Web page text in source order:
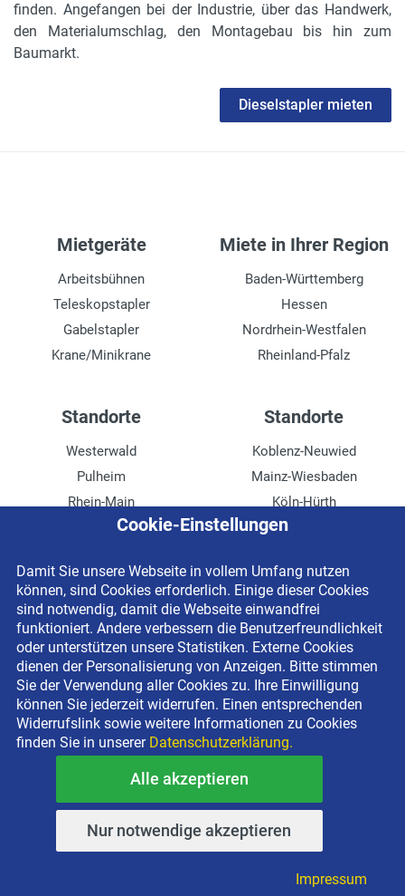
finden. Angefangen bei der Industrie, über das Handwerk,
den Materialumschlag, den Montagebau bis hin zum
Baumarkt.
Dieselstapler mieten
Mietgeräte
Arbeitsbühnen
Teleskopstapler
Gabelstapler
Krane/Minikrane
Miete in Ihrer Region
Baden-Württemberg
Hessen
Nordrhein-Westfalen
Rheinland-Pfalz
Standorte
Westerwald
Pulheim
Rhein-Main
Ruhrgebiet
Standorte
Koblenz-Neuwied
Mainz-Wiesbaden
Köln-Hürth
Siegerland
Neu im Mietpark
Teleskoplader TSR 2780 NK+
4.9 m FLEXXILIFT
10 m ELDI-Scherenbühne
Power-Tower-Arbeitsbühnen
Häcksler mieten
Mietportfolio
Mietportfolio
Sitemap
Marken
Einsätze
Einsätze Kontakt
Anschrift
Cookie-Einstellungen
Damit Sie unsere Webseite in vollem Umfang nutzen
können, sind Cookies erforderlich. Einige dieser Cookies
sind notwendig, damit die Webseite einwandfrei
funktioniert. Andere verbessern die Benutzerfreundlichkeit
oder unterstützen unsere Statistiken. Externe Cookies
dienen der Personalisierung von Anzeigen. Bitte stimmen
Sie der Verwendung aller Cookies zu. Ihre Einwilligung
können Sie jederzeit widerrufen. Einen entsprechenden
Widerrufslink sowie weitere Informationen zu Cookies
finden Sie in unserer Datenschutzerklärung.
Alle akzeptieren
Nur notwendige akzeptieren
Impressum